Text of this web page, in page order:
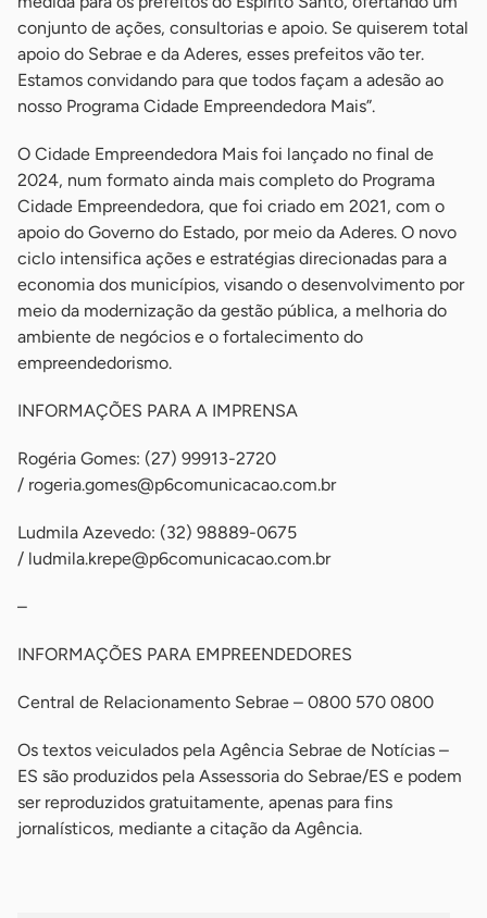
conjunto de ações, consultorias e apoio. Se quiserem total
apoio do Sebrae e da Aderes, esses prefeitos vão ter.
Estamos convidando para que todos façam a adesão ao
nosso Programa Cidade Empreendedora Mais”.
O Cidade Empreendedora Mais foi lançado no final de
2024, num formato ainda mais completo do Programa
Cidade Empreendedora, que foi criado em 2021, com o
apoio do Governo do Estado, por meio da Aderes. O novo
ciclo intensifica ações e estratégias direcionadas para a
economia dos municípios, visando o desenvolvimento por
meio da modernização da gestão pública, a melhoria do
ambiente de negócios e o fortalecimento do
empreendedorismo.
INFORMAÇÕES PARA A IMPRENSA
Rogéria Gomes: (27) 99913-2720
/ rogeria.gomes@p6comunicacao.com.br
Ludmila Azevedo: (32) 98889-0675
/ ludmila.krepe@p6comunicacao.com.br
–
INFORMAÇÕES PARA EMPREENDEDORES
Central de Relacionamento Sebrae – 0800 570 0800
Os textos veiculados pela Agência Sebrae de Notícias –
ES são produzidos pela Assessoria do Sebrae/ES e podem
ser reproduzidos gratuitamente, apenas para fins
jornalísticos, mediante a citação da Agência.